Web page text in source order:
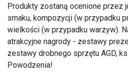
Produkty zostaną ocenione przez
smaku, kompozycji (w przypadku
wielkości (w przypadku warzyw).
atrakcyjne nagrody - zestawy
zestawy drobnego sprzętu AGD,
Powodzenia!